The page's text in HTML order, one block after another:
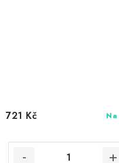
721 Kč